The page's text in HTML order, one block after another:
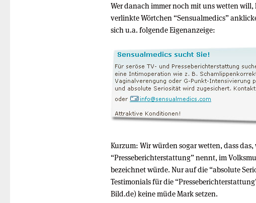
Wer danach immer noch mit uns wetten
verlinkte Wörtchen “Sensualmedics”
sich u.a. folgende Eigenanzeige:
Kurzum: Wir würden sogar wetten, dass das,
“Presseberichterstattung” nennt, im
bezeichnet würde. Nur auf die “absolute
Testimonials für die
Bild.de) keine müde Mark setzen.